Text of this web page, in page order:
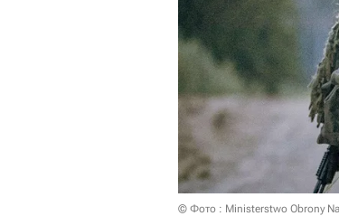
© Фото : Ministerstwo Obrony